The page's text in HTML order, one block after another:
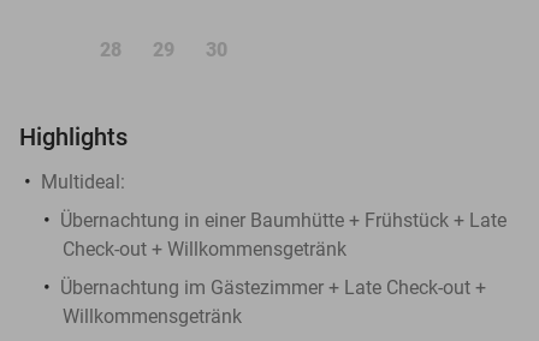
28 29 30
Highlights
Multideal:
Übernachtung in einer Baumhütte + Frühstück + Late
Check-out + Willkommensgetränk
Übernachtung im Gästezimmer + Late Check-out +
Willkommensgetränk